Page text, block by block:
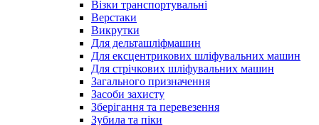
Візки транспортувальні
Верстаки
Викрутки
Для дельташліфмашин
Для ексцентрикових шліфувальних машин
Для стрічкових шліфувальних машин
Загального призначення
Засоби захисту
Зберігання та перевезення
Зубила та піки